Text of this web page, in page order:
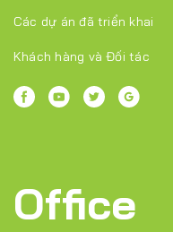
Các dự án đã triển khai
Khách hàng và Đối tác
Office